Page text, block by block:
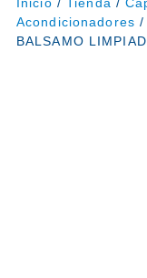
Acondicionadores /
BALSAMO